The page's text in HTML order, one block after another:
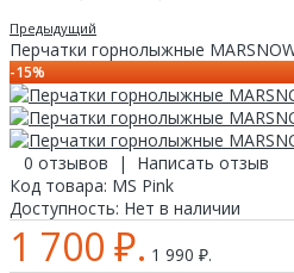
Предыдущий
Перчатки горнолыжные
-15%
0 отзывов | Написать отзыв
Код товара: MS Pink
Доступность: Нет в наличии
1 700 ₽. 1 990 ₽.